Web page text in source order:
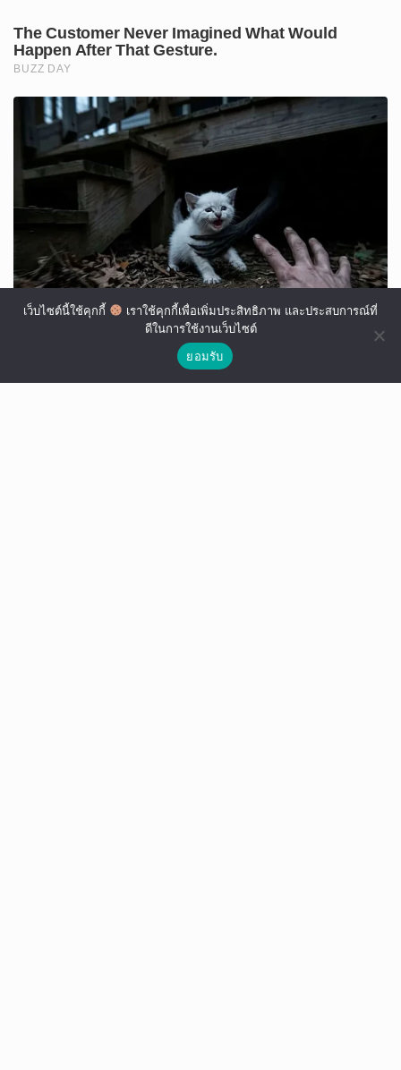
เว็บไซต์นี้ใช้คุกกี้
เราใช้คุกกี้เพื่อเพิ่มประสิทธิภาพ และประสบการณ์ที่
ดีในการใช้งานเว็บไซต์
ยอมรับ